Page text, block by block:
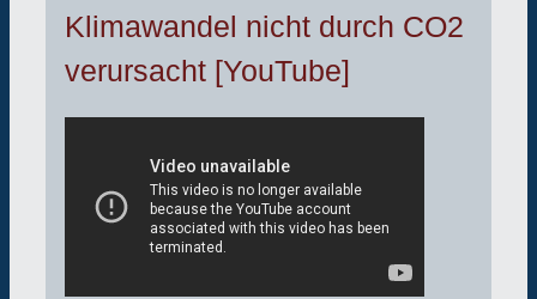
Klimawandel nicht durch CO2
verursacht [YouTube]